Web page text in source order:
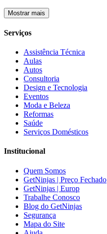
Mostrar mais
Serviços
Assistência Técnica
Aulas
Autos
Consultoria
Design e Tecnologia
Eventos
Moda e Beleza
Reformas
Saúde
Serviços Domésticos
Institucional
Quem Somos
GetNinjas | Preço Fechado
GetNinjas | Europ
Trabalhe Conosco
Blog do GetNinjas
Segurança
Mapa do Site